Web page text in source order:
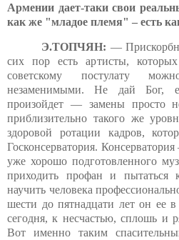
Армении дает-таки свои
как же "младое племя" – есть
Э.ТОПЧЯН: —
сих пор есть артисты,
советскому постулату
незаменимыми. Не дай Бог,
произойдет — замены просто
приблизительно такого же
здоровой ротации кадров,
Госконсерватория.
уже хорошо подготовленного
приходить профан и пытаться
научить человека
шести до пятнадцати лет он ее
сегодня, к несчастью, сплошь и
Вот именно таким